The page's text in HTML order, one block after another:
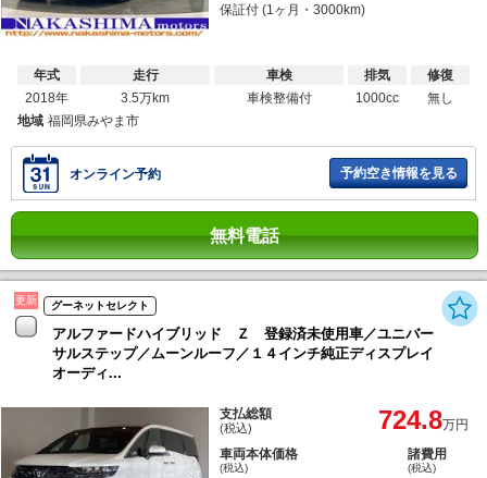
保証付 (1ヶ月・3000km)
年式
2018年
走行
3.5万km
車検
車検整備付
排気
1000cc
修復
無し
地域 福岡県みやま市
オンライン予約 予約空き情報を見る
無料電話
更新 グーネットセレクト
アルファードハイブリッド Ｚ 登録済未使用車／ユニバー
サルステップ／ムーンルーフ／１４インチ純正ディスプレイ
オーディ...
支払総額
(税込) 724.8万円
車両本体価格
(税込)
諸費用
(税込)